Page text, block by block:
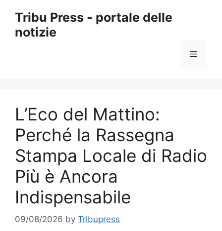
content
Tribu Press - portale delle
notizie
Menu
L’Eco del Mattino:
Perché la Rassegna
Stampa Locale di Radio
Più è Ancora
Indispensabile
09/08/2026 by Tribupress